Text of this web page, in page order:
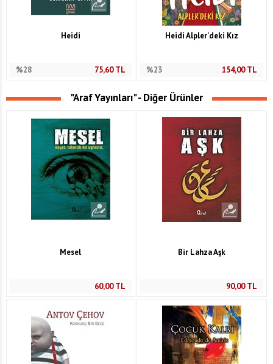
Heidi
%28 75,60TL
Heidi Alpler'deki Kız
%23 154,00TL
"Araf Yayınları" - Diğer Ürünler
Mesel
60,00TL
Bir Lahza Aşk
90,00TL